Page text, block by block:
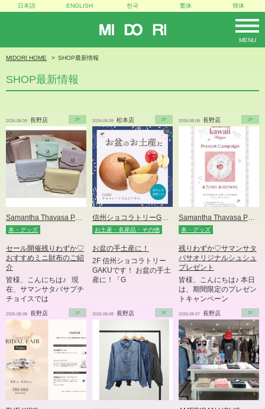
MIDORI MENU
日本語 ENGLISH 한국 繁体 簡体
MIDORI HOME SHOP最新情報
SHOP最新情報
2F
2026.08.09 長野店
Samantha Thavasa Petit Choice
本・グッズ
セール開催残りわずか♡
おすすめミニ財布のご紹
介
皆様、こんにちは♪ 現
在、サマンサタバサプチ
チョイスでは
2F
2026.08.09 松本店
信州ショコラトリーGAKU
お土産・名産品・その他
お盆の手土産に！
2F 信州ショコラトリー
GAKUです！ お盆の手土
産に！「G
2F
2026.08.08 長野店
Samantha Thavasa Petit Choice
本・グッズ
残りわずか♡サマンサタ
バサオリジナルシュシュ
プレゼント
皆様、こんにちは♪ 本日
は、期間限定のプレゼン
トキャンペーン
1F
2026.08.08 長野店 3F
2026.08.08 長野店 2F
2026.08.07 長野店